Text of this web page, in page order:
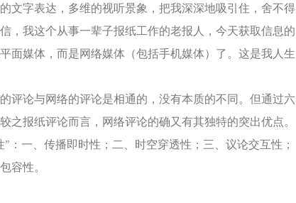
文字表达，多维的视听景象，把我深深地吸引住，舍不得
，我这个从事一辈子报纸工作的老报人，今天获取信息的
面媒体，而是网络媒体（包括手机媒体）了。这是我人生
论与网络的评论是相通的，没有本质的不同。但通过六
之报纸评论而言，网络评论的确又有其独特的突出优点。
：一、传播即时性；二、时空穿透性；三、议论交互性；
容性。